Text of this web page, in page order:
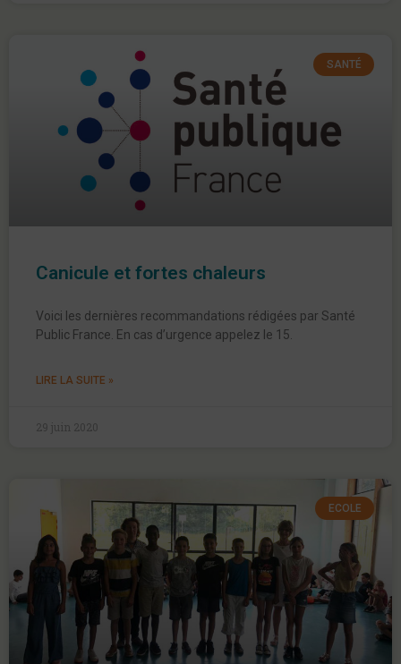
SANTÉ
Canicule et fortes chaleurs
Voici les dernières recommandations rédigées par Santé
Public France. En cas d’urgence appelez le 15.
LIRE LA SUITE »
29 juin 2020
ECOLE